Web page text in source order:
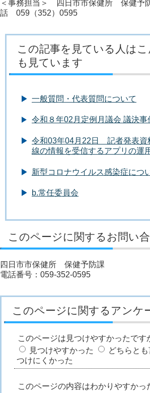
＜事務担当＞ 四日市市保健所 保健予
話 059（352）0595
この記事を見ている人は
も見ています
一般質問・代表質問について
令和８年02月定例月議会 議決事
令和03年04月22日 記者発表
線の情報を受信するアプリの運
新型コロナウイルス感染症につ
b.常任委員会
このページに関するお問い
四日市市保健所 保健予防課
電話番号：059-352-0595
このページに関するアンケ
このページは見つけやすかったです
見つけやすかった
どちらと
つけにくかった
このページの内容はわかりやすかっ